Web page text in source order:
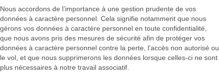
Nous accordons de l’importance à une gestion prudente de vos
données à caractère personnel. Cela signifie notamment que nous
gérons vos données à caractère personnel en toute confidentialité,
que nous avons pris des mesures de sécurité afin de protéger vos
données à caractère personnel contre la perte, l’accès non autorisé ou
le vol, et que nous supprimerons les données lorsque celles-ci ne sont
plus nécessaires à notre travail associatif.